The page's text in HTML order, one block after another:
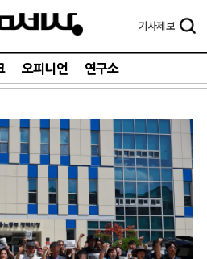
기사제보
오피니언 연구소